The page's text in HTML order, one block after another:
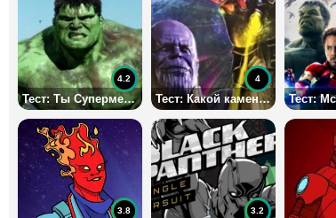
Тест: Ты Супермен, Бэтмен, Халк или другой герой?
4.2
Тест: Какой камень бесконечности вам подходит?
4
3.8 3.2